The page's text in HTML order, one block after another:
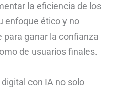
la eficiencia de los
enfoque ético y no
para ganar la confianza
de usuarios finales.
con IA no solo